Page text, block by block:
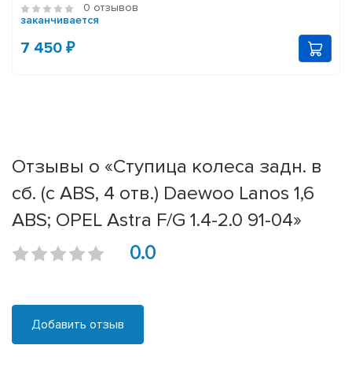
0 отзывов
заканчивается
7 450 ₽
Отзывы о «Ступица колеса задн. в
сб. (с ABS, 4 отв.) Daewoo Lanos 1,6
ABS; OPEL Astra F/G 1.4-2.0 91-04»
0.0
Добавить отзыв